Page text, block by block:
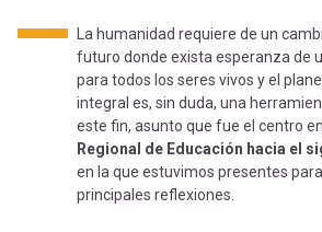
Mobile]
Menú
entrar
la
navegación
La humanidad requiere de un
futuro donde exista esperanza de
para todos los seres vivos y el
integral es, sin duda, una
este fin, asunto que fue el centro
Regional de Educación hacia el
en la que estuvimos presentes
principales reflexiones.